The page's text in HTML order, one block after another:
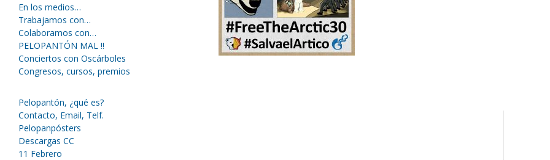
En los medios…
Trabajamos con…
Colaboramos con…
PELOPANTÓN MAL !!
Conciertos con Oscárboles
Congresos, cursos, premios
Pelopantón, ¿qué es?
Contacto, Email, Telf.
Pelopanpósters
Descargas CC
11 Febrero